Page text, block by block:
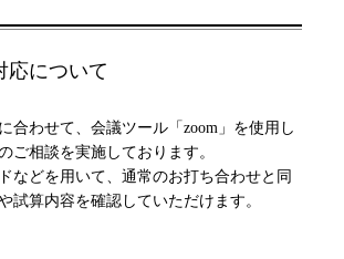
応について
合わせて、会議ツール「zoom」を使用し
ご相談を実施しております。
などを用いて、通常のお打ち合わせと同
試算内容を確認していただけます。